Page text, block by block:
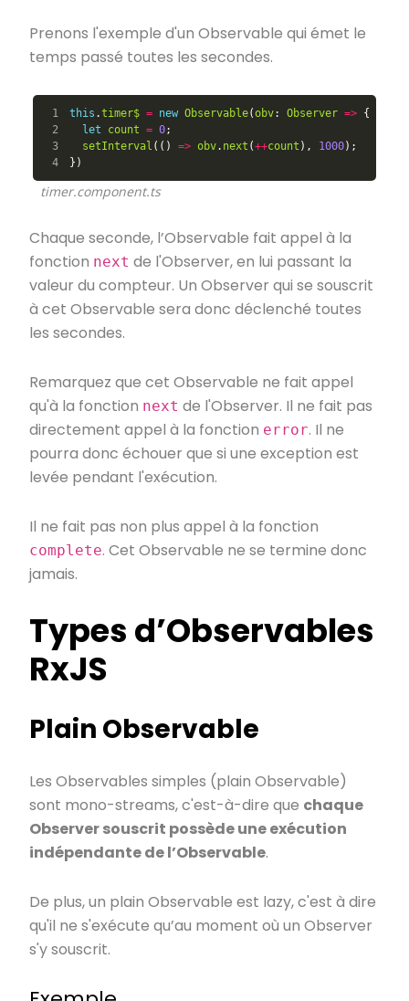
Prenons l'exemple d'un Observable qui émet le
temps passé toutes les secondes.
1
2
3
4
this .timer$ = new Observable(obv: Observer => {
let
count = 0;
setInterval (() => obv. next (++count ), 1000);
})
timer.component.ts
Chaque seconde, l’Observable fait appel à la
fonction next de l'Observer, en lui passant la
valeur du compteur. Un Observer qui se souscrit
à cet Observable sera donc déclenché toutes
les secondes.
Remarquez que cet Observable ne fait appel
qu'à la fonction next de l'Observer. Il ne fait pas
directement appel à la fonction error. Il ne
pourra donc échouer que si une exception est
levée pendant l'exécution.
Il ne fait pas non plus appel à la fonction
complete. Cet Observable ne se termine donc
jamais.
Types d’Observables
RxJS
Plain Observable
Les Observables simples (plain Observable)
sont mono-streams, c'est-à-dire que chaque
Observer souscrit possède une exécution
indépendante de l’Observable.
De plus, un plain Observable est lazy, c'est à dire
qu'il ne s'exécute qu’au moment où un Observer
s'y souscrit.